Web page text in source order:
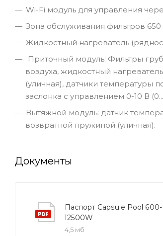
Wi-Fi модуль для управления
Зона обслуживания фильтров 650
Жидкостный нагреватель
Приточный модуль: Фильтры
воздуха, жидкостный
(уличная), датчики температуры
заслонка с управлением 0-10 В
Вытяжной модуль: датчик
возвратной пружиной (уличная).
Документы
Паспорт Capsule Pool 600-
12500W
4,5 мб